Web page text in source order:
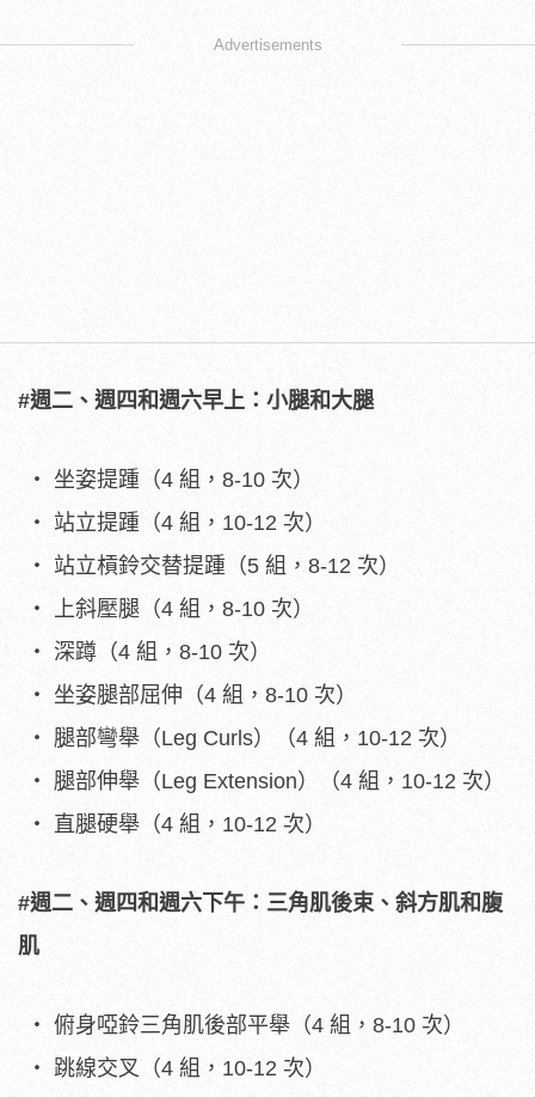
Advertisements
#週二、週四和週六早上：小腿和大腿
坐姿提踵（4 組，8-10 次）
站立提踵（4 組，10-12 次）
站立槓鈴交替提踵（5 組，8-12 次）
上斜壓腿（4 組，8-10 次）
深蹲（4 組，8-10 次）
坐姿腿部屈伸（4 組，8-10 次）
腿部彎舉（Leg Curls）（4 組，10-12 次）
腿部伸舉（Leg Extension）（4 組，10-12 次）
直腿硬舉（4 組，10-12 次）
#週二、週四和週六下午：三角肌後束、斜方肌和腹
肌
俯身啞鈴三角肌後部平舉（4 組，8-10 次）
跳線交叉（4 組，10-12 次）